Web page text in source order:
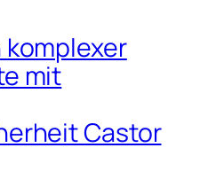
mit
Castor